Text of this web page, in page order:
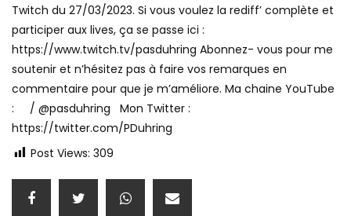
Twitch du 27/03/2023. Si vous voulez la rediff’ complète et
participer aux lives, ça se passe ici :
https://www.twitch.tv/pasduhring Abonnez- vous pour me
soutenir et n’hésitez pas à faire vos remarques en
commentaire pour que je m’améliore. Ma chaine YouTube
: / @pasduhring Mon Twitter :
https://twitter.com/PDuhring
Post Views: 309